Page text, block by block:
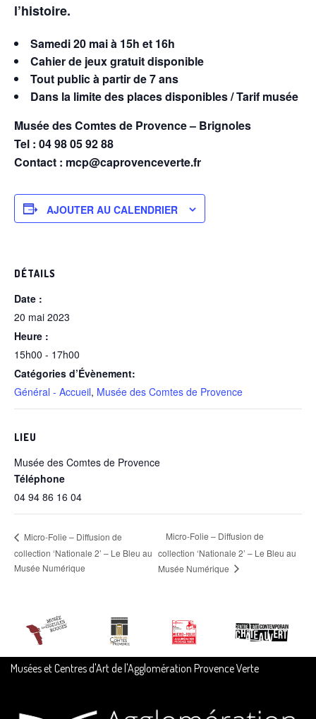
l’histoire.
Samedi 20 maià 15h et 16h
Cahier de jeux gratuit disponible
Tout public à partir de 7 ans
Dans la limite des places disponibles / Tarif musée
Musée des Comtes de Provence – Brignoles
Tel : 04 98 05 92 88
Contact : mcp@caprovenceverte.fr
AJOUTER AU CALENDRIER
DÉTAILS
Date :
20 mai 2023
Heure :
15h00 - 17h00
Catégories d’Évènement:
Général - Accueil, Musée des Comtes de Provence
LIEU
Musée des Comtes de Provence
Téléphone
04 94 86 16 04
Micro-Folie – Diffusion de
collection ‘Nationale 2’ – Le Bleu au
Musée Numérique
Micro-Folie – Diffusion de
collection ‘Nationale 2’ – Le Bleu au
Musée Numérique
Musées et Centres d'Art de l'Agglomération Provence Verte